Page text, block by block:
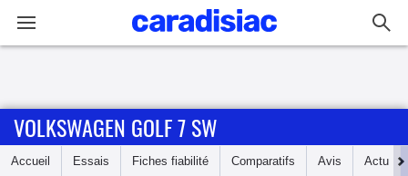
Accueil
VOLKSWAGEN GOLF 7 SW
Accueil Essais Fiches fiabilité Comparatifs Avis Actu